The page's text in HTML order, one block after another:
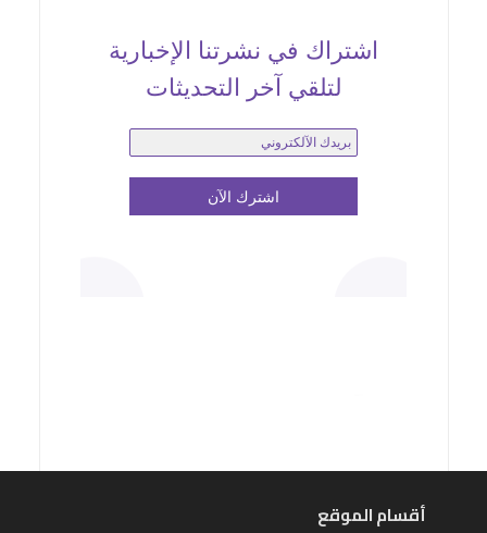
اشتراك في نشرتنا الإخبارية
لتلقي آخر التحديثات
أقسام الموقع